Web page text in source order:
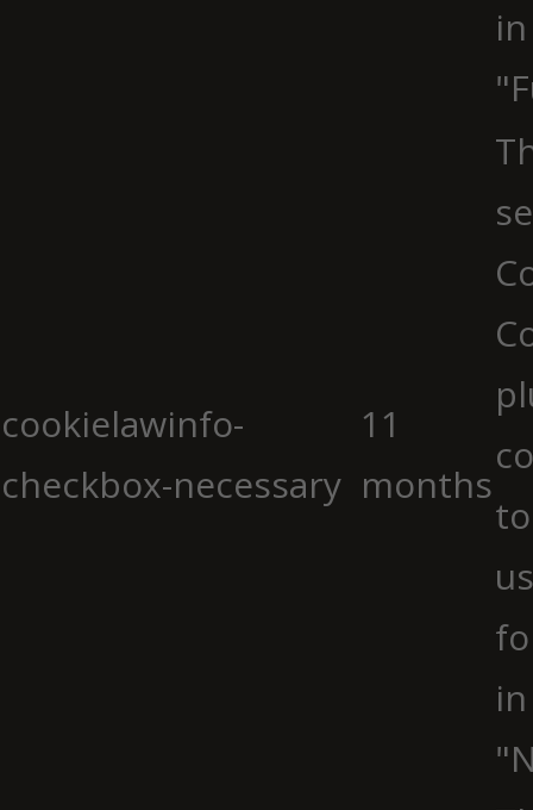
cookielawinfo-
checkbox-necessary
11
months